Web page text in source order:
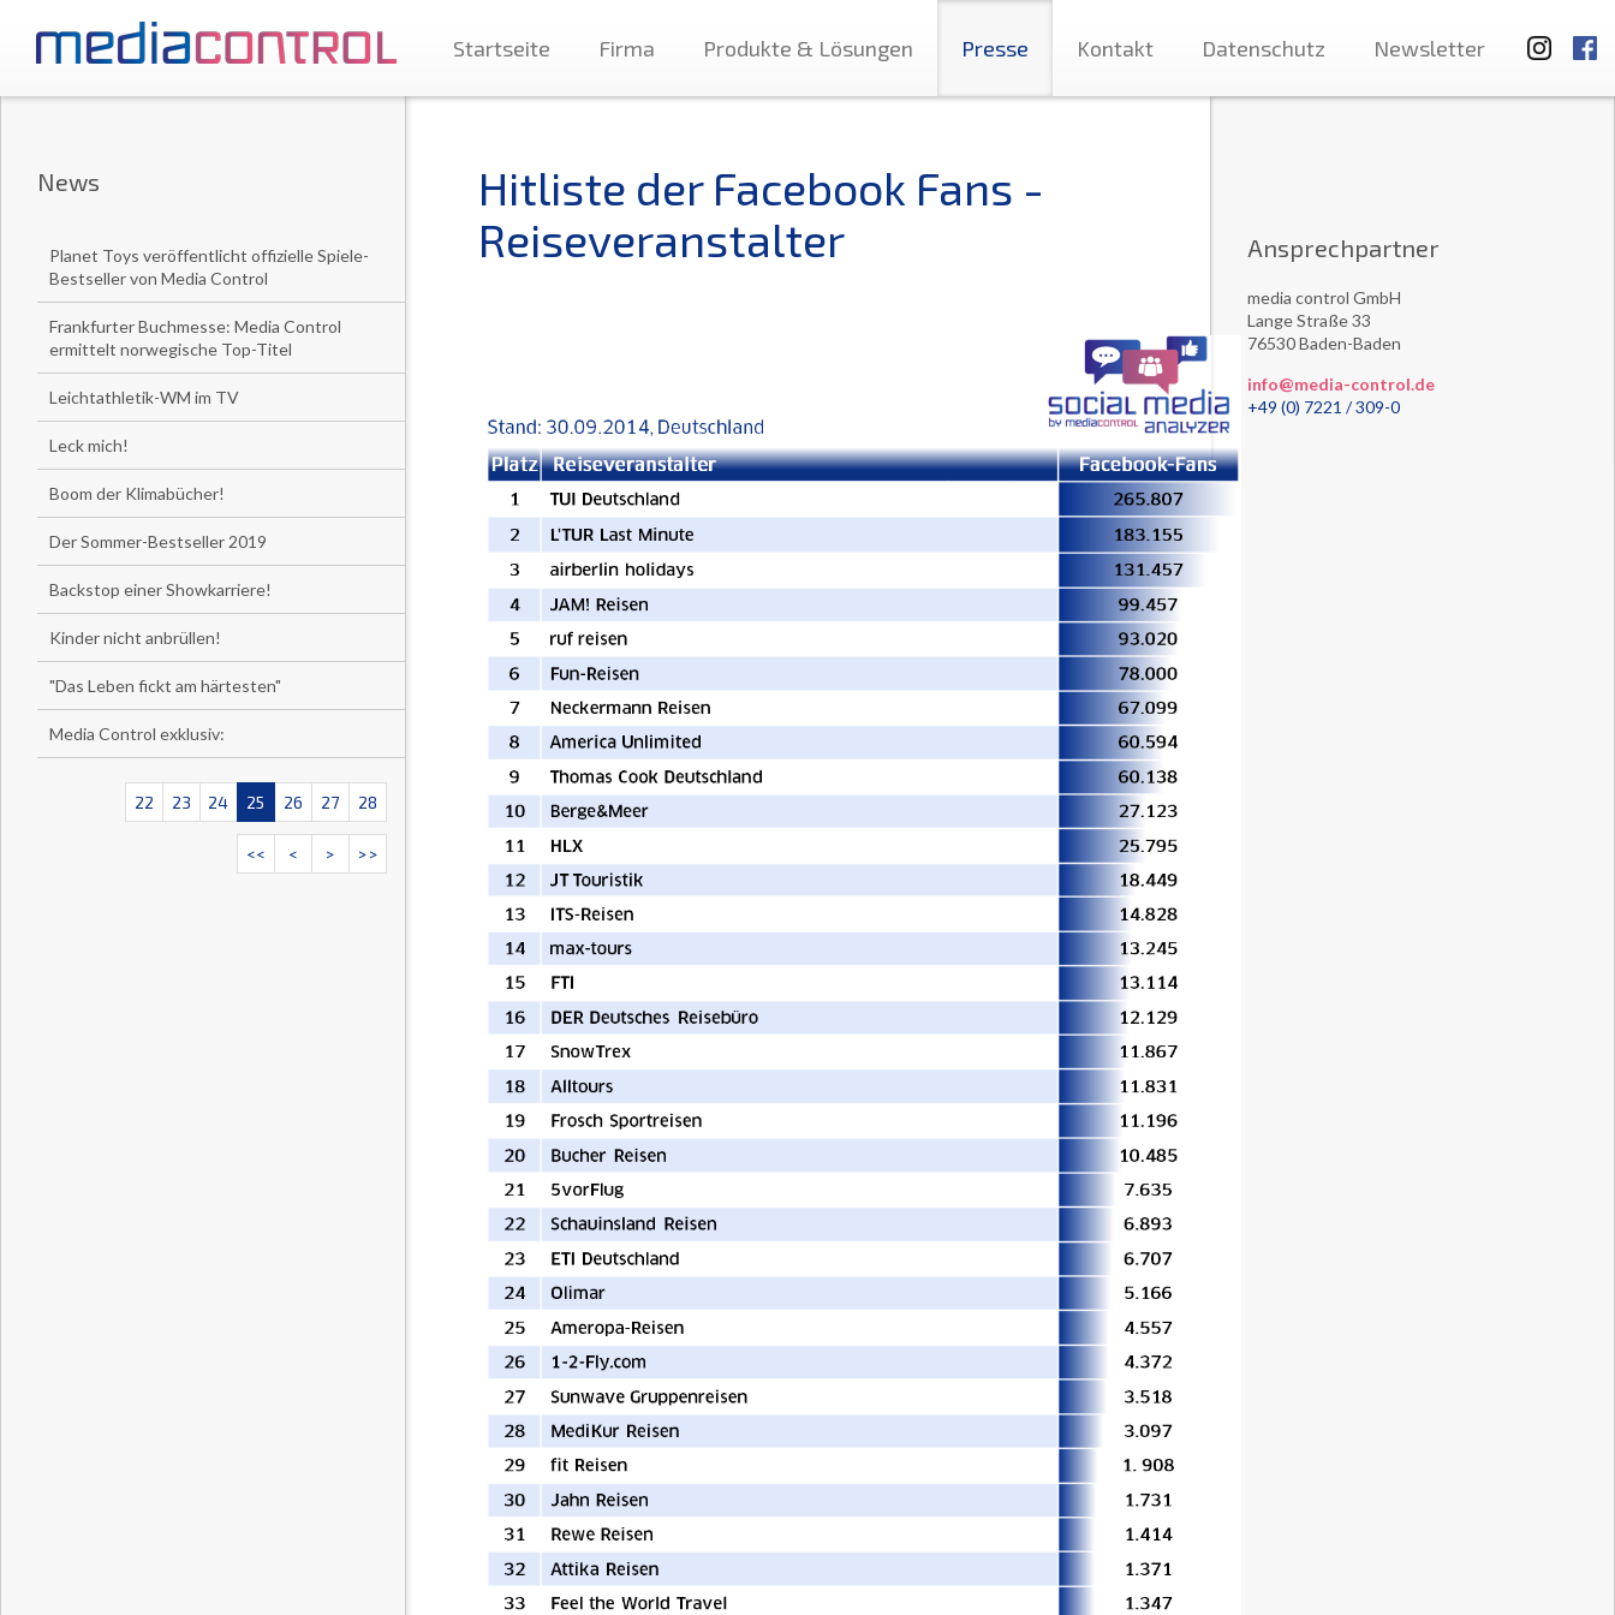
Startseite Firma Produkte & Lösungen Presse Kontakt Datenschutz Newsletter
News
Planet Toys veröffentlicht offizielle Spiele-
Bestseller von Media Control
Frankfurter Buchmesse: Media Control
ermittelt norwegische Top-Titel
Leichtathletik-WM im TV
Leck mich!
Boom der Klimabücher!
Der Sommer-Bestseller 2019
Backstop einer Showkarriere!
Kinder nicht anbrüllen!
"Das Leben fickt am härtesten"
Media Control exklusiv:
22 23 24 25 26 27 28
<< < > >>
Hitliste der Facebook Fans -
Reiseveranstalter
Ansprechpartner
media control GmbH
Lange Straße 33
76530 Baden-Baden
info@media-control.de
+49 (0) 7221 / 309-0